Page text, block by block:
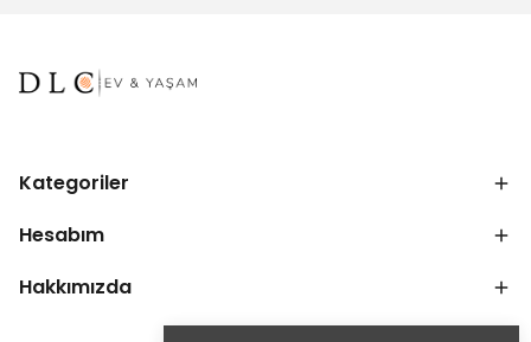
Kategoriler
Hesabım
Hakkımızda